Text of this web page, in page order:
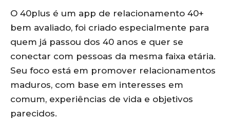
O 40plus é um app de relacionamento 40+
bem avaliado, foi criado especialmente para
quem já passou dos 40 anos e quer se
conectar com pessoas da mesma faixa etária.
Seu foco está em promover relacionamentos
maduros, com base em interesses em
comum, experiências de vida e objetivos
parecidos.